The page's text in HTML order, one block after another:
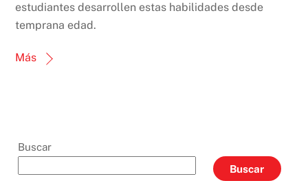
estudiantes desarrollen estas habilidades desde
temprana edad.
Más
Buscar
Buscar